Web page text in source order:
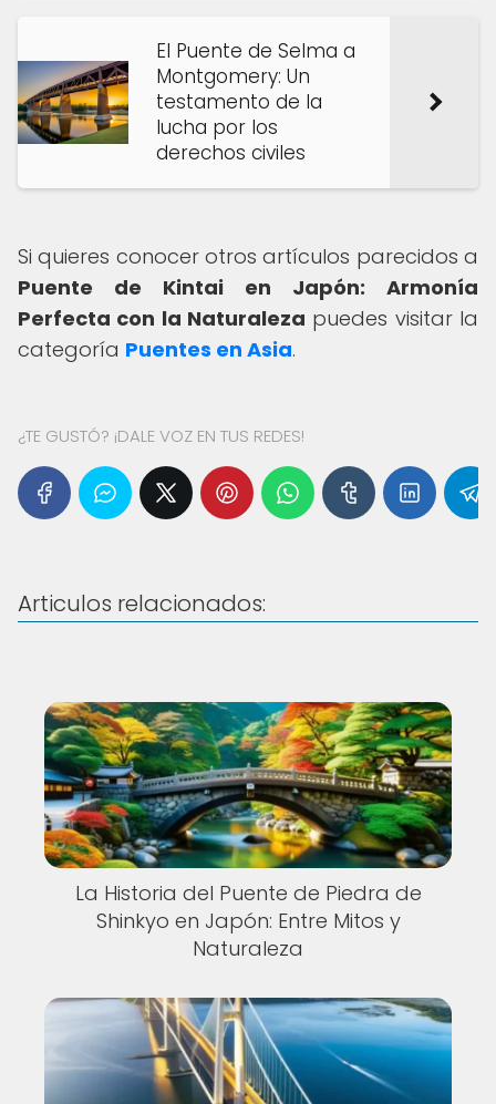
El Puente de Selma a
Montgomery: Un
testamento de la
lucha por los
derechos civiles
Si quieres conocer otros artículos parecidos a
Puente de Kintai en Japón: Armonía
Perfecta con la Naturaleza puedes visitar la
categoría Puentes en Asia.
¿TE GUSTÓ? ¡DALE VOZ EN TUS REDES!
Articulos relacionados:
La Historia del Puente de Piedra de
Shinkyo en Japón: Entre Mitos y
Naturaleza